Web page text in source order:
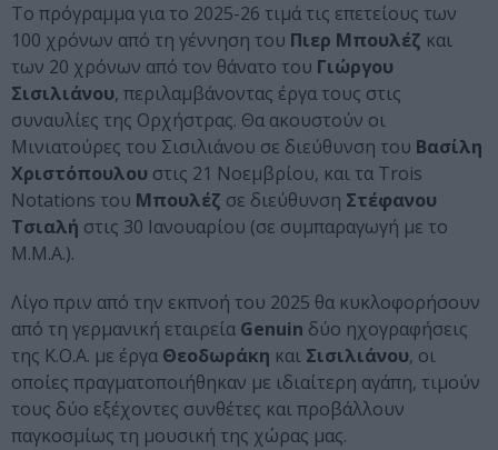
Το πρόγραμμα για το 2025-26 τιμά τις επετείους των
100 χρόνων από τη γέννηση του Πιερ Μπουλέζ και
των 20 χρόνων από τον θάνατο του Γιώργου
Σισιλιάνου, περιλαμβάνοντας έργα τους στις
συναυλίες της Ορχήστρας. Θα ακουστούν οι
Μινιατούρες του Σισιλιάνου σε διεύθυνση του Βασίλη
Χριστόπουλου στις 21 Νοεμβρίου, και τα Trois
Notations του Μπουλέζ σε διεύθυνση Στέφανου
Τσιαλή στις 30 Ιανουαρίου (σε συμπαραγωγή με το
Μ.Μ.Α.).
Λίγο πριν από την εκπνοή του 2025 θα κυκλοφορήσουν
από τη γερμανική εταιρεία Genuin δύο ηχογραφήσεις
της Κ.Ο.Α. με έργα Θεοδωράκη και Σισιλιάνου, οι
οποίες πραγματοποιήθηκαν με ιδιαίτερη αγάπη, τιμούν
τους δύο εξέχοντες συνθέτες και προβάλλουν
παγκοσμίως τη μουσική της χώρας μας.